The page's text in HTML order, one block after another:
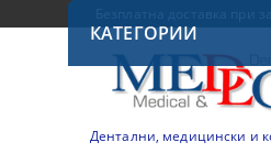
Дентални, медицински и
КАТЕГОРИИ